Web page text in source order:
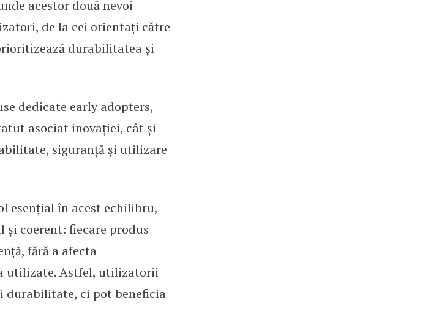
acestor două nevoi
de la cei orientați către
durabilitatea și
dedicate early adopters,
asociat inovației, cât și
siguranță și utilizare
esențial în acest echilibru,
și coerent: fiecare produs
fără a afecta
utilizate. Astfel, utilizatorii
durabilitate, ci pot beneficia